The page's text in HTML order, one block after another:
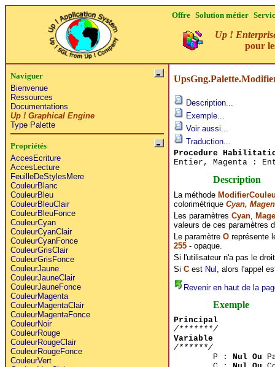
Offre Solution métier
Up !
pour
Naviguer
Bienvenue
Ressources
Documentations
Up ! Graphical Engine
Type Palette
Propriétés
AccesEcriture
AccesLecture
FeuilleDeStylesMere
CouleurBlanc
CouleurBleu
CouleurBleuClair
CouleurBleuFonce
CouleurCyan
CouleurCyanClair
CouleurCyanFonce
CouleurGrisClair
CouleurGrisFonce
CouleurJaune
CouleurJauneClair
CouleurJauneFonce
CouleurMagenta
CouleurMagentaClair
CouleurMagentaFonce
CouleurNoir
CouleurRouge
CouleurRougeClair
CouleurRougeFonce
CouleurVert
Description...
Exemple...
Voir aussi...
Traduction...
Procedure
Entier, Magenta :
Description
La méthode
colorimétrique Cyan,
Les paramètres Cyan,
valeurs de ces paramètres
Le paramètre Oreprésente
255- opaque.
Si l'utilisateur n'a pas le
Si Cest Nul , alors l'appel
Revenir en haut de la
Exemple
Principal
/*******/
Variable
/******/
P : Nul Ou